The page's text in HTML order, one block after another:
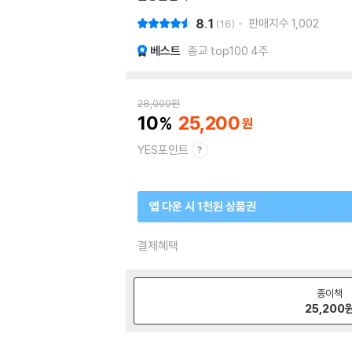
8.1 16 판매지수 1,002
베스트 종교 top100 4주
28,000원
10 25,200
YES포인트
앱 다운 시 1천원 상품권
결제혜택
종이책
25,200